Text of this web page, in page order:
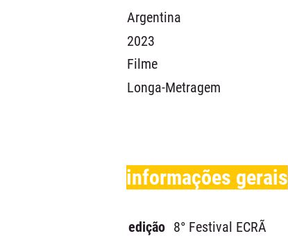
Argentina
2023
Filme
Longa-Metragem
informações gerais
edição 8° Festival ECRÃ